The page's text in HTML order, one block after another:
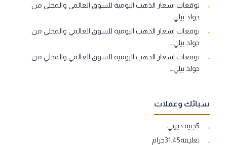
توقعات اسعار الذهب اليومية للسوق العالمي والمحلي من
جولد بيلي…
توقعات اسعار الذهب اليومية للسوق العالمي والمحلي من
جولد بيلي…
توقعات اسعار الذهب اليومية للسوق العالمي والمحلي من
جولد بيلي…
سبائك وعملات
5جنيه ديزني
تعليقة31.45جرام